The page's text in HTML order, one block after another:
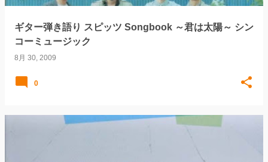
ギター弾き語り スピッツ Songbook ～君は太陽～ シン
コーミュージック
8月 30, 2009
0